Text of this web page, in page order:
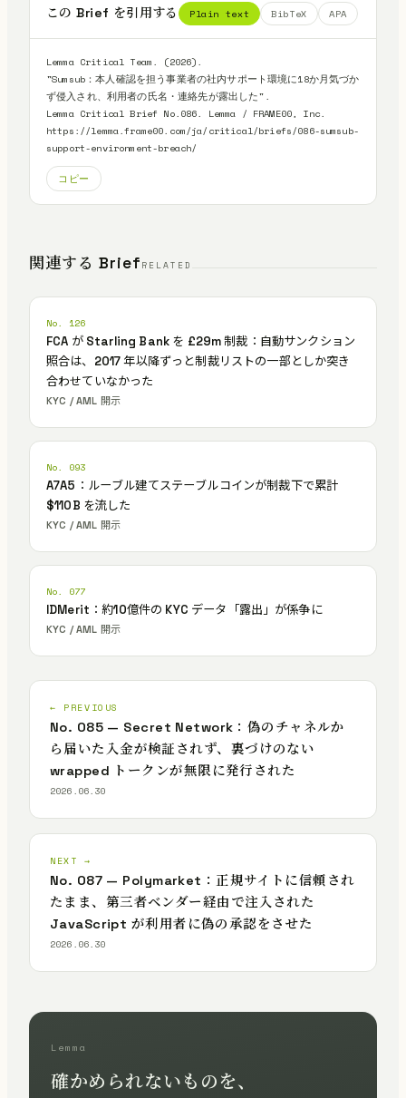
この Brief を引用する Plain text BibTeX APA
Lemma Critical Team. (2026).
"Sumsub：本人確認を担う事業者の社内サポート環境に18か月気づか
ず侵入され、利用者の氏名・連絡先が露出した".
Lemma Critical Brief No.086. Lemma / FRAME00, Inc.
https://lemma.frame00.com/ja/critical/briefs/086-sumsub-
support-environment-breach/
コピー
関連する Brief RELATED
No. 126
FCA が Starling Bank を £29m 制裁：自動サンクション
照合は、2017 年以降ずっと制裁リストの一部としか突き
合わせていなかった
KYC / AML 開示
No. 093
A7A5：ルーブル建てステーブルコインが制裁下で累計
$110B を流した
KYC / AML 開示
No. 077
IDMerit：約10億件の KYC データ「露出」が係争に
KYC / AML 開示
← PREVIOUS
No. 085 — Secret Network：偽のチャネルか
ら届いた入金が検証されず、裏づけのない
wrapped トークンが無限に発行された
2026.06.30
NEXT →
No. 087 — Polymarket：正規サイトに信頼され
たまま、第三者ベンダー経由で注入された
JavaScript が利用者に偽の承認をさせた
2026.06.30
Lemma
確かめられないものを、